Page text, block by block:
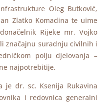
Oleg Butković,
Zlatko Komadina te uime
Rijeke mr. Vojko
značajnu suradnju civilnih i
polju djelovanja –
najpotrebitije.
je dr. sc. Ksenija Rukavina
i redovnica generalni